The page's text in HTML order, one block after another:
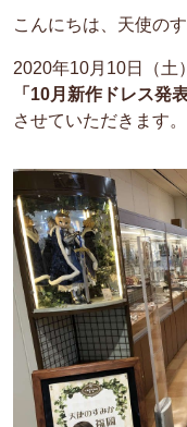
こんにちは、天使の
2020年10月10日（
「10月新作ドレス発表
させていただきます。